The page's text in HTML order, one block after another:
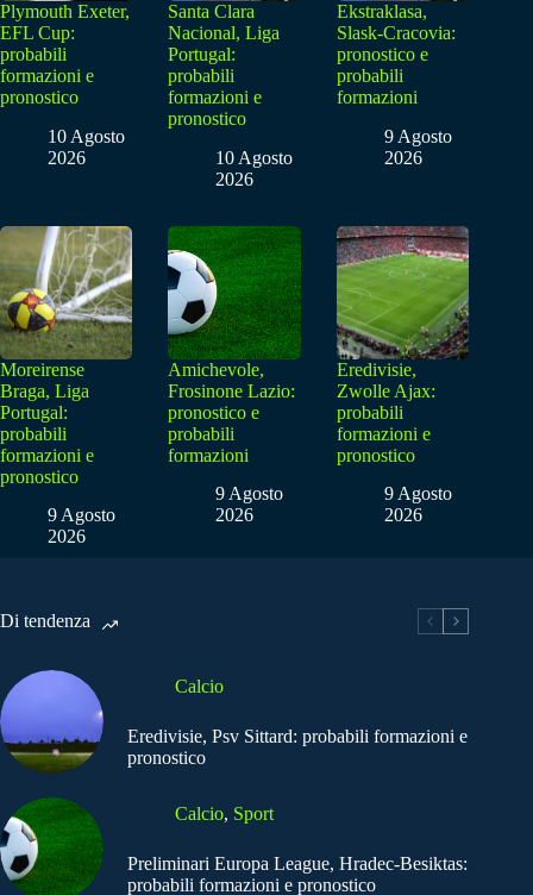
Plymouth Exeter,
EFL Cup:
probabili
formazioni e
pronostico
10 Agosto
2026
Santa Clara
Nacional, Liga
Portugal:
probabili
formazioni e
pronostico
10 Agosto
2026
Ekstraklasa,
Slask-Cracovia:
pronostico e
probabili
formazioni
9 Agosto
2026
Moreirense
Braga, Liga
Portugal:
probabili
formazioni e
pronostico
9 Agosto
2026
Amichevole,
Frosinone Lazio:
pronostico e
probabili
formazioni
9 Agosto
2026
Eredivisie,
Zwolle Ajax:
probabili
formazioni e
pronostico
9 Agosto
2026
Di tendenza
Calcio
Eredivisie, Psv Sittard: probabili formazioni e
pronostico
Calcio, Sport
Preliminari Europa League, Hradec-Besiktas:
probabili formazioni e pronostico